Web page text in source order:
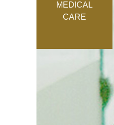
MEDICAL
CARE